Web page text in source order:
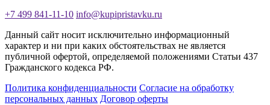
+7 499 841-11-10 info@kupipristavku.ru
Данный сайт носит исключительно информационный
характер и ни при каких обстоятельствах не является
публичной офертой, определяемой положениями Статьи 437
Гражданского кодекса РФ.
Политика конфиденциальности Согласие на обработку
персональных данных Договор оферты